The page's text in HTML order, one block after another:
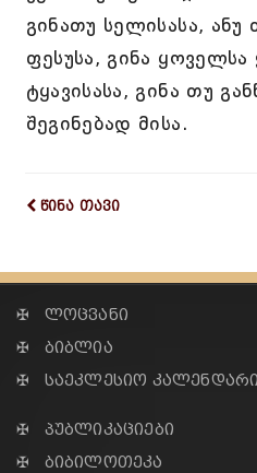
გინათუ სელისასა,
ფესუსა, გინა ყოველსა
ტყავისასა, გინა თუ
შეგინებად მისა.
წინა თავი
✠ ლოცვანი
✠ ბიბლია
✠ საეკლესიო კალენდარი
✠ პუბლიკაციები
✠ ბიბილოთეკა